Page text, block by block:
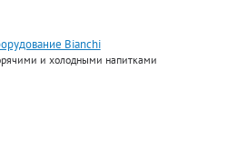
Bianchi
и холодными напитками